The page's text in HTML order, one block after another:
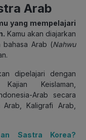
Arab
yang mempelajari
Kamu akan diajarkan
bahasa Arab (Nahwu
dipelajari dengan
Keislaman,
Arab secara
Kaligrafi Arab,
Sastra Korea?